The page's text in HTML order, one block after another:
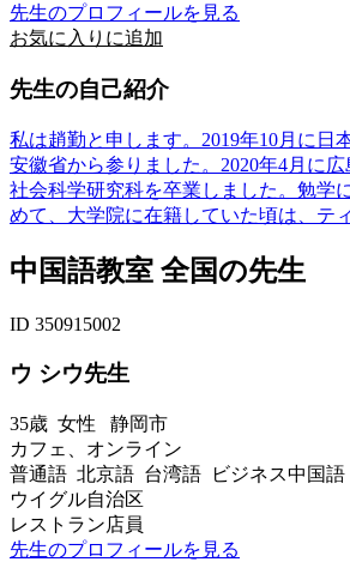
先生のプロフィールを見る
お気に入りに追加
先生の自己紹介
私は趙勤と申します。2019年10月に日
安徽省から参りました。2020年4月に
社会科学研究科を卒業しました。勉学
めて、大学院に在籍していた頃は、テ
中国語教室 全国の先生
ID 350915002
ウ シウ先生
35歳 女性 静岡市
カフェ、オンライン
普通語 北京語 台湾語 ビジネス中国語
ウイグル自治区
レストラン店員
先生のプロフィールを見る